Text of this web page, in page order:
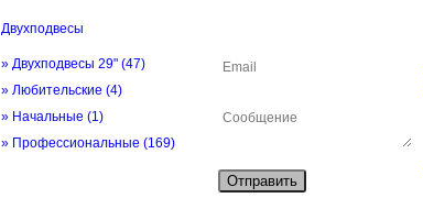
Двухподвесы
» Двухподвесы 29" (47)
» Любительские (4)
» Начальные (1)
» Профессиональные (169)
Отправить